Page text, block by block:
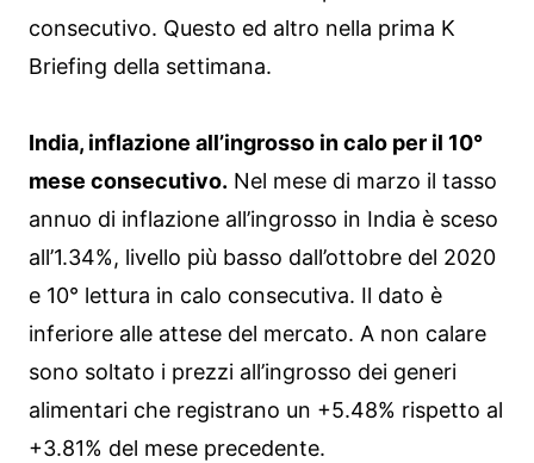
consecutivo. Questo ed altro nella prima K
Briefing della settimana.
India, inflazione all’ingrosso in calo per il 10°
mese consecutivo. Nel mese di marzo il tasso
annuo di inflazione all’ingrosso in India è sceso
all’1.34%, livello più basso dall’ottobre del 2020
e 10° lettura in calo consecutiva. Il dato è
inferiore alle attese del mercato. A non calare
sono soltato i prezzi all’ingrosso dei generi
alimentari che registrano un +5.48% rispetto al
+3.81% del mese precedente.